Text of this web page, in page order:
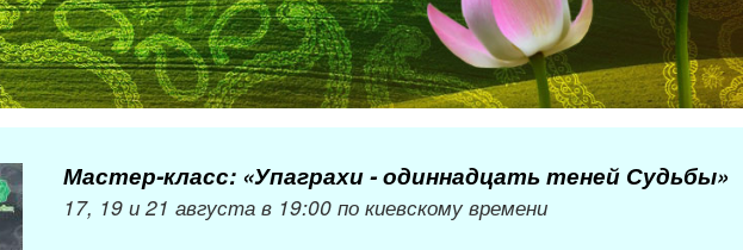
Мастер-класс: «Упаграхи - одиннадцать теней Судьбы»
17, 19 и 21 августа в 19:00 по киевскому времени